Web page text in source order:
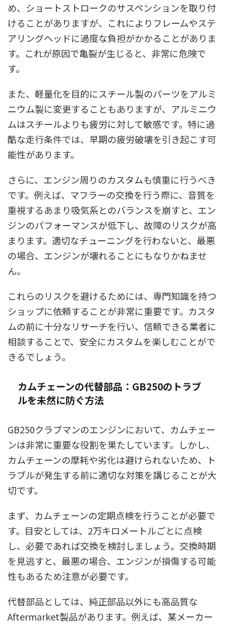
め、ショートストロークのサスペンションを取り付
けることがありますが、これによりフレームやステ
アリングヘッドに過度な負担がかかることがありま
す。これが原因で亀裂が生じると、非常に危険で
す。
また、軽量化を目的にスチール製のパーツをアルミ
ニウム製に変更することもありますが、アルミニウ
ムはスチールよりも疲労に対して敏感です。特に過
酷な走行条件では、早期の疲労破壊を引き起こす可
能性があります。
さらに、エンジン周りのカスタムも慎重に行うべき
です。例えば、マフラーの交換を行う際に、音質を
重視するあまり吸気系とのバランスを崩すと、エン
ジンのパフォーマンスが低下し、故障のリスクが高
まります。適切なチューニングを行わないと、最悪
の場合、エンジンが壊れることにもなりかねませ
ん。
これらのリスクを避けるためには、専門知識を持つ
ショップに依頼することが非常に重要です。カスタ
ムの前に十分なリサーチを行い、信頼できる業者に
相談することで、安全にカスタムを楽しむことがで
きるでしょう。
カムチェーンの代替部品：GB250のトラブ
ルを未然に防ぐ方法
GB250クラブマンのエンジンにおいて、カムチェー
ンは非常に重要な役割を果たしています。しかし、
カムチェーンの摩耗や劣化は避けられないため、ト
ラブルが発生する前に適切な対策を講じることが大
切です。
まず、カムチェーンの定期点検を行うことが必要で
す。目安としては、2万キロメートルごとに点検
し、必要であれば交換を検討しましょう。交換時期
を見逃すと、最悪の場合、エンジンが損傷する可能
性もあるため注意が必要です。
代替部品としては、純正部品以外にも高品質な
Aftermarket製品があります。例えば、某メーカー